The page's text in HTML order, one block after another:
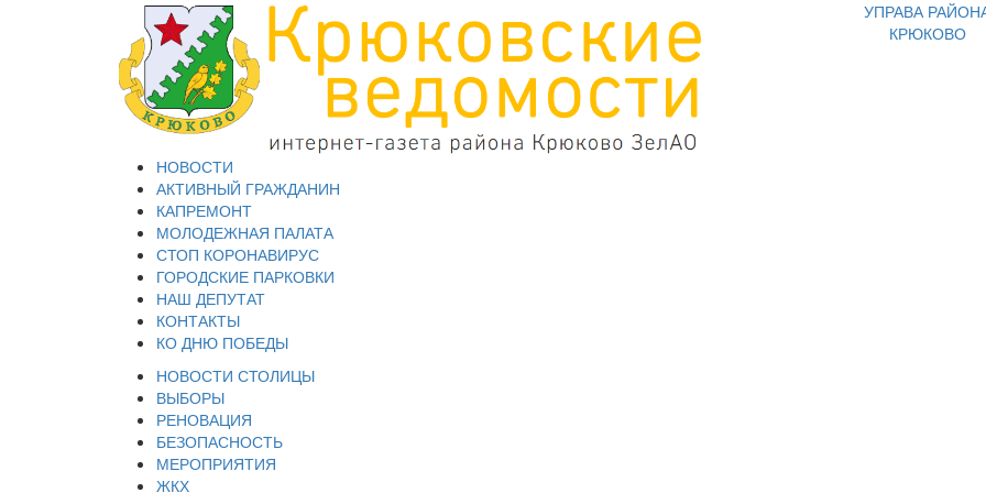
УПРАВА
КРЮКОВО
НОВОСТИ
АКТИВНЫЙ ГРАЖДАНИН
КАПРЕМОНТ
МОЛОДЕЖНАЯ ПАЛАТА
СТОП КОРОНАВИРУС
ГОРОДСКИЕ ПАРКОВКИ
НАШ ДЕПУТАТ
КОНТАКТЫ
КО ДНЮ ПОБЕДЫ
НОВОСТИ СТОЛИЦЫ
ВЫБОРЫ
РЕНОВАЦИЯ
БЕЗОПАСНОСТЬ
МЕРОПРИЯТИЯ
ЖКХ